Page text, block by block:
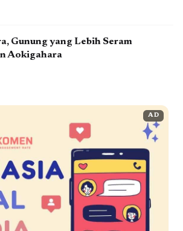
Gunung yang Lebih Seram
Aokigahara
AD